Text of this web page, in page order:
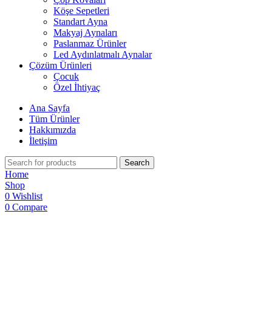
Köşe Sepetleri
Standart Ayna
Makyaj Aynaları
Paslanmaz Ürünler
Led Aydınlatmalı Aynalar
Çözüm Ürünleri
Çocuk
Özel İhtiyaç
Ana Sayfa
Tüm Ürünler
Hakkımızda
İletişim
Search
Home
Shop
0 Wishlist
0 Compare